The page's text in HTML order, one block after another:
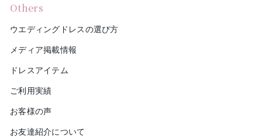
Others
ウエディングドレスの選び方
メディア掲載情報
ドレスアイテム
ご利用実績
お客様の声
お友達紹介について